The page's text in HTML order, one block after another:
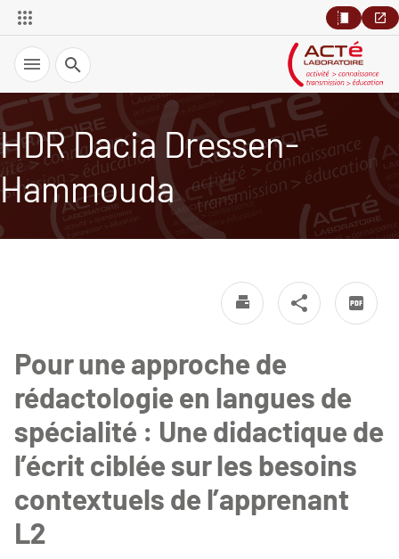
Recherche
HDR Dacia Dressen-
Hammouda
Pour une approche de
rédactologie en langues de
spécialité : Une didactique de
l’écrit ciblée sur les besoins
contextuels de l’apprenant
L2